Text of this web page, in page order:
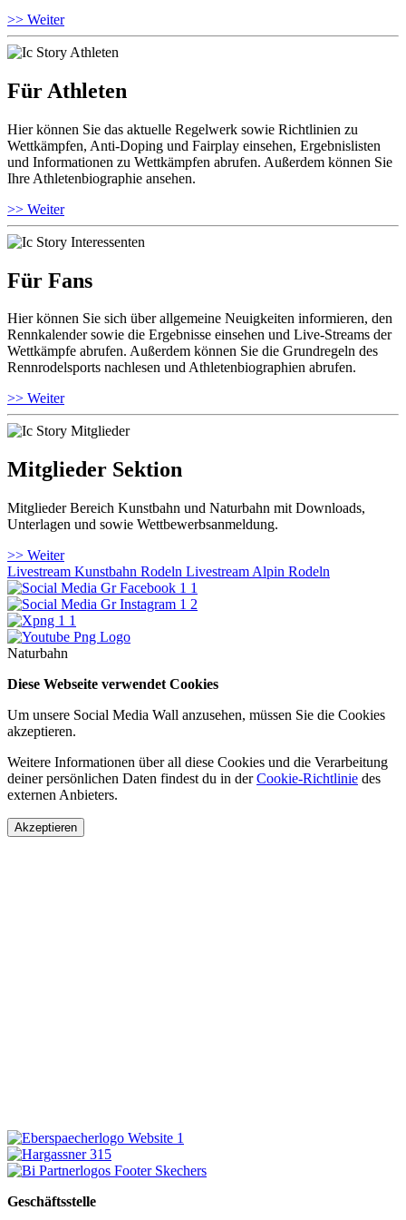
>> Weiter
Für Athleten
Hier können Sie das aktuelle Regelwerk sowie Richtlinien zu
Wettkämpfen, Anti-Doping und Fairplay einsehen, Ergebnislisten
und Informationen zu Wettkämpfen abrufen. Außerdem können Sie
Ihre Athletenbiographie ansehen.
>> Weiter
Für Fans
Hier können Sie sich über allgemeine Neuigkeiten informieren, den
Rennkalender sowie die Ergebnisse einsehen und Live-Streams der
Wettkämpfe abrufen. Außerdem können Sie die Grundregeln des
Rennrodelsports nachlesen und Athletenbiographien abrufen.
>> Weiter
Mitglieder Sektion
Mitglieder Bereich Kunstbahn und Naturbahn mit Downloads,
Unterlagen und sowie Wettbewerbsanmeldung.
>> Weiter
Livestream Kunstbahn Rodeln Livestream Alpin Rodeln
Naturbahn
Diese Webseite verwendet Cookies
Um unsere Social Media Wall anzusehen, müssen Sie die Cookies
akzeptieren.
Weitere Informationen über all diese Cookies und die Verarbeitung
deiner persönlichen Daten findest du in derCookie-Richtlinie des
externen Anbieters.
Akzeptieren
Geschäftsstelle